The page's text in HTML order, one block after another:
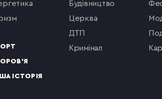
ІСТОРІЯ
будівництво
церква
ДТП
кримінал